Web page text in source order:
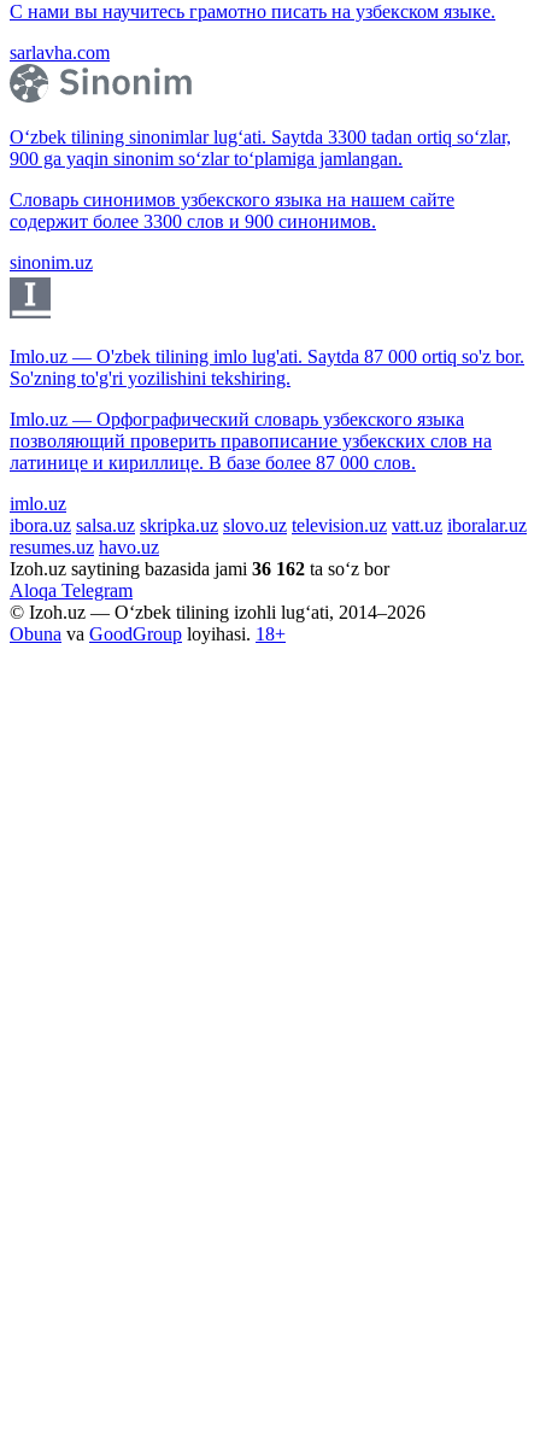
С нами вы научитесь грамотно писать на узбекском языке.
sarlavha.com
O‘zbek tilining sinonimlar lug‘ati. Saytda 3300 tadan ortiq so‘zlar,
900 ga yaqin sinonim so‘zlar to‘plamiga jamlangan.
Словарь синонимов узбекского языка на нашем сайте
содержит более 3300 слов и 900 синонимов.
sinonim.uz
Imlo.uz — O'zbek tilining imlo lug'ati. Saytda 87 000 ortiq so'z bor.
So'zning to'g'ri yozilishini tekshiring.
Imlo.uz — Орфографический словарь узбекского языка
позволяющий проверить правописание узбекских слов на
латинице и кириллице. В базе более 87 000 слов.
imlo.uz
ibora.uz salsa.uz skripka.uz slovo.uz television.uz vatt.uz iboralar.uz
resumes.uz havo.uz
Izoh.uz saytining bazasida jami 36 162 ta so‘z bor
Aloqa Telegram
© Izoh.uz — O‘zbek tilining izohli lug‘ati, 2014–2026
Obuna va GoodGroup loyihasi. 18+